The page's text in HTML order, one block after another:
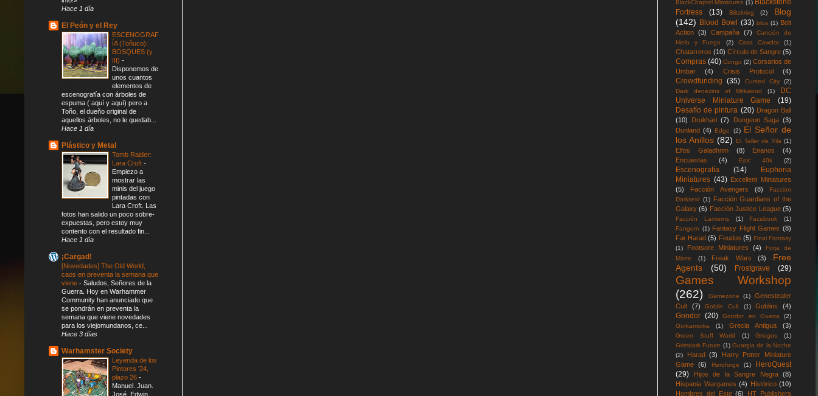
Hace 1 día
El Peón y el Rey
ESCENOGRAF
ÍA (Toñuco):
BOSQUES (y
III) -
Disponemos de
unos cuantos
elementos de
escenografía con árboles de
espuma ( aquí y aquí) pero a
Toño, el dueño original de
aquellos árboles, no le quedab...
Hace 1 día
Plástico y Metal
Tomb Raider:
Lara Croft -
Empiezo a
mostrar las
minis del juego
pintadas con
Lara Croft. Las
fotos han salido un poco sobre-
expuestas, pero estoy muy
contento con el resultado fin...
Hace 1 día
¡Cargad!
[Novedades] The Old World,
caos en preventa la semana que
viene - Saludos, Señores de la
Guerra. Hoy en Warhammer
Community han anunciado que
se pondrán en preventa la
semana que viene novedades
para los viejomundanos, ce...
Hace 3 días
Warhamster Society
Leyenda de los
Pintores '24,
plazo 26 -
Manuel. Juan.
José. Edwin.
BlackChaptel Miniatures (1) Blackstone
Fortress
(13) Blitzkrieg (2)
Blog
(142) Blood Bowl (33) blos (1) Bolt
Action (3) Campaña (7)
Canción de
Hielo y Fuego
(2) Casa Cawdor (1)
Chatarreros (10) Círculo de Sangre (5)
Compras (40) Congo (2) Corsarios de
Umbar
(4) Crisis Protocol (4)
Crowdfunding (35) Cursed City
(2)
Dark denezins of Mirkwood
(1)
DC
Universe Miniature Game
(19)
Desafío de pintura (20) Dragon Ball
(10)
Drukhari (7) Dungeon Saga (3)
Dunland (4) Edge (2) El Señor de
los Anillos (82) El Taller de Yila (1)
Elfos Galadhrim (8) Enanos
(4)
Encuestas
(4) Epic 40k (2)
Escenografía (14)
Euphoria
Miniatures (43) Excellent Miniatures
(5)
Facción Avengers (8)
Facción
Darkseid (1) Facción Guardians of the
Galaxy (6) Facción Justice League (5)
Facción Lanterns (1) Facebook
(1)
Fangorn (1) Fantasy Flight Games (8)
Far Harad (5) Feudos (5) Final Fantasy
(1)
Footsore Miniatures (4)
Forja de
Marte
(1) Freak Wars (3)
Free
Agents
(50) Frostgrave (29)
Games Workshop
(262)
Gamezone (1)
Genestealer
Cult
(7) Goblin Cult (1) Goblins (4)
Gondor (20) Gondor en Guerra
(2)
Gorkamorka
(1) Grecia Antigua (3)
Green Stuff World (1) Griegos
(1)
Grimdark Future (1) Guargia de la Noche
(2)
Harad (3)
Harry Potter Miniature
Game
(6) Heroforge (1)
HeroQuest
(29)
Hijos de la Sangre Negra
(8)
Hispania Wargames (4) Histórico (10)
Hombres del Este (6) HT Publishers